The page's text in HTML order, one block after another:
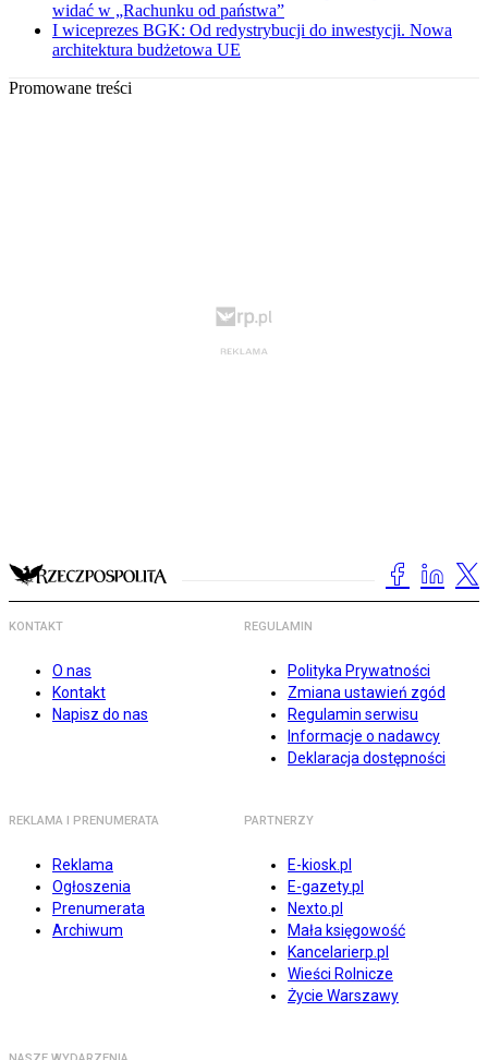
widać w „Rachunku od państwa”
I wiceprezes BGK: Od redystrybucji do inwestycji. Nowa
architektura budżetowa UE
Promowane treści
KONTAKT
O nas
Kontakt
Napisz do nas
REGULAMIN
Polityka Prywatności
Zmiana ustawień zgód
Regulamin serwisu
Informacje o nadawcy
Deklaracja dostępności
REKLAMA I PRENUMERATA
Reklama
Ogłoszenia
Prenumerata
Archiwum
PARTNERZY
E-kiosk.pl
E-gazety.pl
Nexto.pl
Mała księgowość
Kancelarierp.pl
Wieści Rolnicze
Życie Warszawy